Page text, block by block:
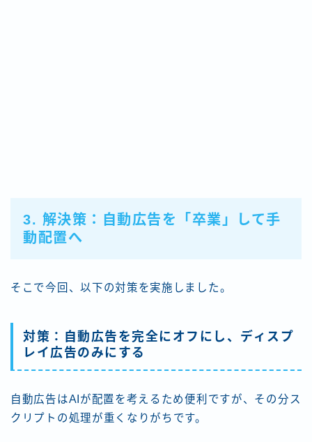
3. 解決策：自動広告を「卒業」して手
動配置へ
そこで今回、以下の対策を実施しました。
対策：自動広告を完全にオフにし、ディスプ
レイ広告のみにする
自動広告はAIが配置を考えるため便利ですが、その分ス
クリプトの処理が重くなりがちです。